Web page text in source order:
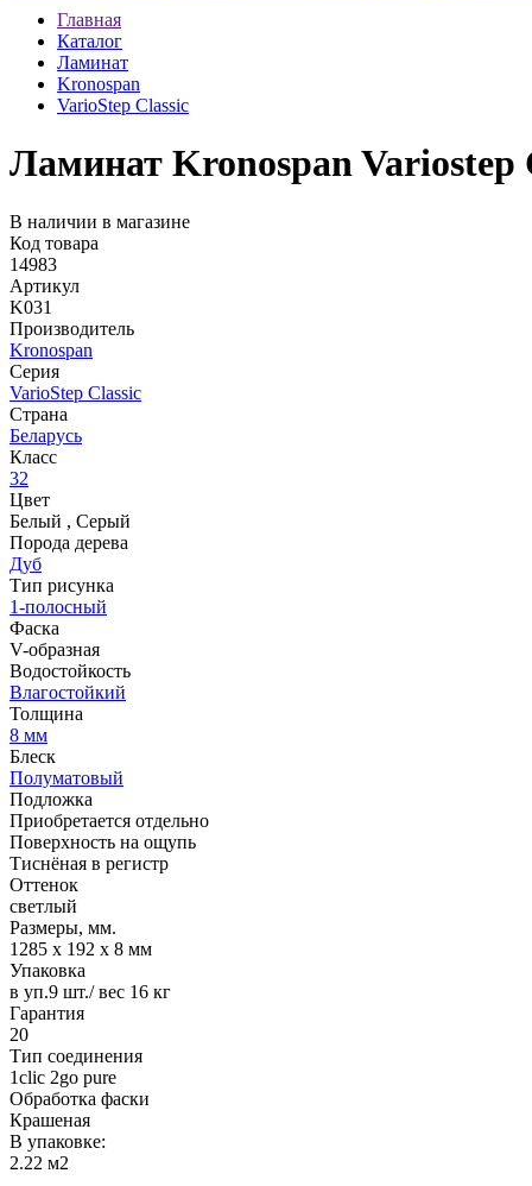
Главная
Каталог
Ламинат
Kronospan
VarioStep Classic
Ламинат Kronospan Variostep
В наличии в магазине
Код товара
14983
Артикул
K031
Производитель
Kronospan
Серия
VarioStep Classic
Страна
Беларусь
Класс
32
Цвет
Белый , Серый
Порода дерева
Дуб
Тип рисунка
1-полосный
Фаска
V-образная
Водостойкость
Влагостойкий
Толщина
8 мм
Блеск
Полуматовый
Подложка
Приобретается отдельно
Поверхность на ощупь
Тиснёная в регистр
Оттенок
светлый
Размеры, мм.
1285 х 192 х 8 мм
Упаковка
в уп.9 шт./ вес 16 кг
Гарантия
20
Тип соединения
1clic 2go pure
Обработка фаски
Крашеная
В упаковке:
2.22 м2